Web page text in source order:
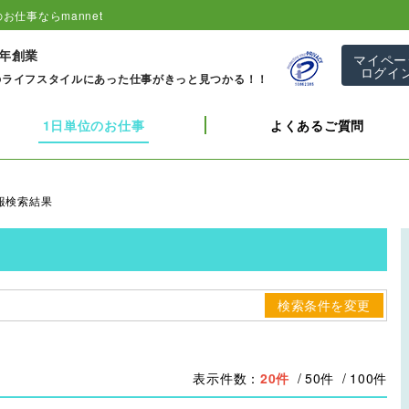
お仕事ならmannet
創業
イフスタイルにあった仕事がきっと見つかる！！
マイペ
ログイ
1日単位のお仕事 よくあるご質問
索結果
検索条件を変更
表示件数： 20件 50件 100件